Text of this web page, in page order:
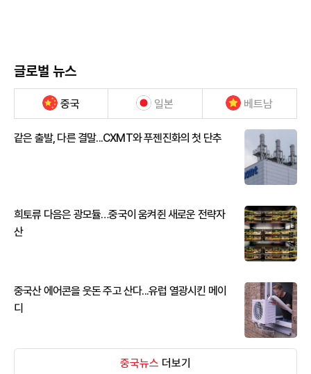
글로벌 뉴스
중국 일본 베트남
같은 출발, 다른 결말...CXMT와 푸젠진화의 첫 단추
희토류 다음은 광모듈…중국이 움켜쥔 새로운 전략자
산
중국산 에어콘을 웃돈 주고 산다...유럽 열광시킨 메이
디
중국뉴스 더보기